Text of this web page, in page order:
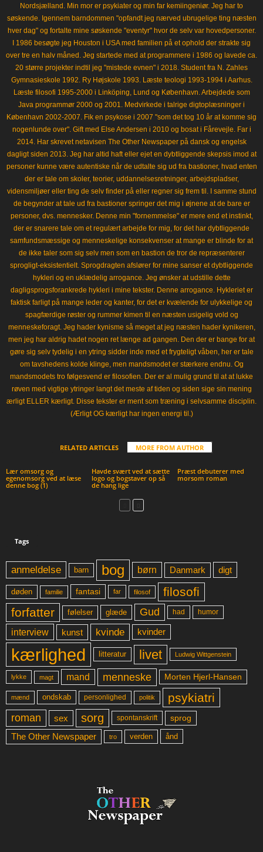
Nordsjælland. Min mor er psykiater og min far kemiingeniør. Jeg har to
søskende. Igennem barndommen "opfandt jeg nærved ubrugelige ting næsten
hver dag" og fortalte mine søskende "eventyr" hvor de selv var hovedpersoner.
I 1986 besøgte jeg Houston i USA med familien på et ophold der strakte sig
over tre en halv måned. Jeg startede med at programmere i 1986 og lavede ca.
20 større projekter indtil jeg "mistede evnen" i 2018. Student fra N. Zahles
Gymnasieskole 1992. Ry Højskole 1993. Læste teologi 1993-1994 i Aarhus.
Læste filosofi 1995-2000 i Linköping, Lund og København. Arbejdede som
Java programmør 2000 og 2001. Medvirkede i talrige digtoplæsninger i
København 2002-2007. Fik en psykose i 2007 "som det tog 10 år at komme sig
nogenlunde over". Gift med Else Andersen i 2010 og bosat i Fårevejle. Far i
2014. Har skrevet netavisen The Other Newspaper på dansk og engelsk
dagligt siden 2013. Jeg har altid haft eller ejet en dybtliggende skepsis imod at
personer kunne være autentiske når de udtalte sig ud fra bastioner, hvad enten
der er tale om skoler, teorier, uddannelsesretninger, arbejdspladser,
vidensmiljøer eller ting de selv finder på eller regner sig frem til. I samme stund
de begynder at tale ud fra bastioner springer det mig i øjnene at de bare er
personer, dvs. mennesker. Denne min "fornemmelse" er mere end et instinkt,
der er snarere tale om et regulært arbejde for mig, for det har dybtliggende
samfundsmæssige og menneskelige konsekvenser at mange er blinde for at
de ikke taler som sig selv men som en bastion de tror de repræsenterer
sprogligt-eksistentielt. Sprogdragten afslører for mine sanser et dybtliggende
hykleri og en uklædelig arrogance. Jeg ønsker at udstille dette
dagligsprogsforankrede hykleri i mine tekster. Denne arrogance. Hykleriet er
faktisk farligt på mange leder og kanter, for det er kvælende for ulykkelige og
spagfærdige røster og rummer kimen til en næsten usigelig vold og
menneskeforagt. Jeg hader kynisme så meget at jeg næsten hader kynikeren,
men jeg har aldrig hadet nogen ret længe ad gangen. Den der er bange for at
gøre sig selv tydelig i en ytring sidder inde med et frygteligt våben, her er tale
om tavshedens kolde klinge, men mandsmodet er stærkere endnu. Og
mandsmodets tro følgesvend er filosofien. Der er al mulig grund til at at lukke
røven med vigtige ytringer langt det meste af tiden og siden sige sin mening
ærligt ELLER kærligt. Disse tekster er ment som træning i selvsamme disciplin.
(Ærligt OG kærligt har ingen energi til.)
RELATED ARTICLES MORE FROM AUTHOR
Lær omsorg og
egenomsorg ved at læse
denne bog (1)
Havde svært ved at sætte
logo og bogstaver op så
de hang lige
Præst debuterer med
morsom roman
Tags
anmeldelse barn bog børn Danmark digt
døden familie fantasi far filosof
filosofi
forfatter
følelser glæde Gud had humor
interview kunst kvinde kvinder
kærlighed litteratur livet Ludwig Wittgenstein
lykke magt mand menneske Morten Hjerl-Hansen
mænd ondskab personlighed politik psykiatri
roman sex sorg spontanskrift sprog
The Other Newspaper tro verden ånd